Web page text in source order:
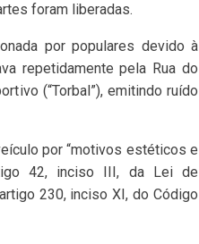
foram liberadas.
por populares devido à
repetidamente pela Rua do
(“Torbal”), emitindo ruído
por “motivos estéticos e
42, inciso III, da Lei de
230, inciso XI, do Código